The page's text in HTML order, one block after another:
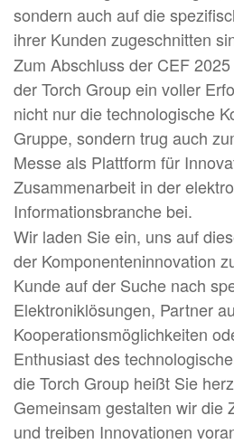
sondern auch auf die
ihrer Kunden zugeschnitten
Zum Abschluss der CEF
der Torch Group ein voller
nicht nur die technologische
Gruppe, sondern trug auch
Messe als Plattform für
Zusammenarbeit in der
Informationsbranche bei.
Wir laden Sie ein, uns auf
der Komponenteninnovation
Kunde auf der Suche nach
Elektroniklösungen, Partner
Kooperationsmöglichkeiten
Enthusiast des
die Torch Group heißt Sie
Gemeinsam gestalten wir die
und treiben Innovationen